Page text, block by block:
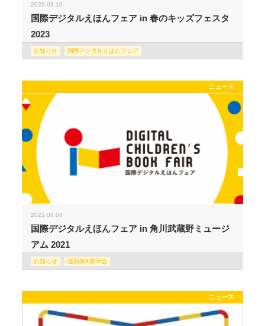
2023.03.10
国際デジタルえほんフェア in 春のキッズフェスタ
2023
お知らせ 国際デジタルえほんフェア
ニュース
2021.08.04
国際デジタルえほんフェア in 角川武蔵野ミュージ
アム 2021
お知らせ 巡回展&展示会
ニュース